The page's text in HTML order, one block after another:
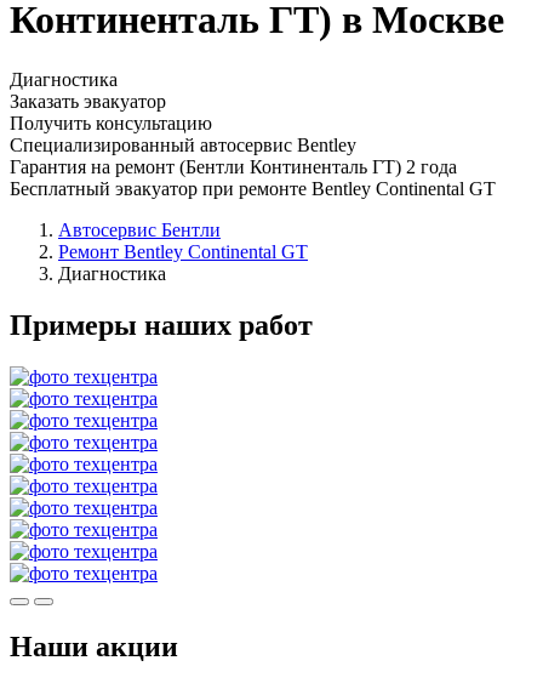
Континенталь ГТ) в Москве
Диагностика
Заказать эвакуатор
Получить консультацию
Специализированный автосервис Bentley
Гарантия на ремонт (Бентли Континенталь ГТ) 2 года
Бесплатный эвакуатор при ремонте Bentley Continental GT
Автосервис Бентли
Ремонт Bentley Continental GT
Диагностика
Примеры наших работ
Наши акции